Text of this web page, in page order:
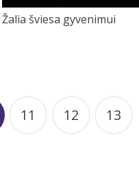
Žalia šviesa gyvenimui
11 12 13